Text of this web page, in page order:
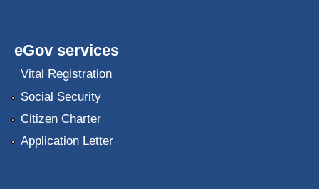
eGov services
Vital Registration
Social Security
Citizen Charter
Application Letter